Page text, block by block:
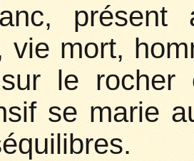
présent
vie mort,
sur le
se marie